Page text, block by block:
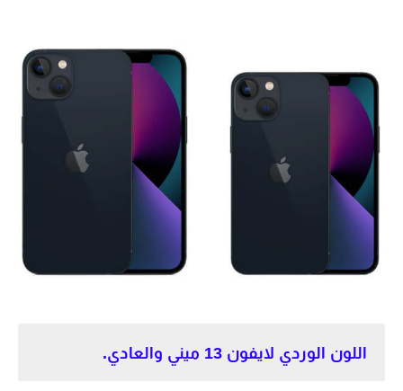
اللون الوردي لايفون 13 ميني والعادي.